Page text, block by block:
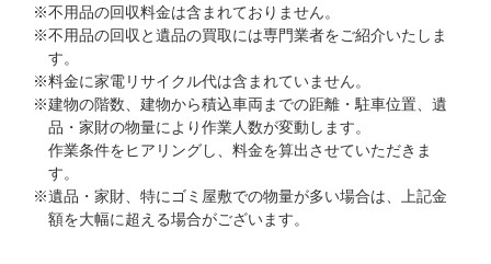
※不用品の回収料金は含まれておりません。
※不用品の回収と遺品の買取には専門業者をご紹介いたしま
す。
※料金に家電リサイクル代は含まれていません。
※建物の階数、建物から積込車両までの距離・駐車位置、遺
品・家財の物量により作業人数が変動します。
作業条件をヒアリングし、料金を算出させていただきま
す。
※遺品・家財、特にゴミ屋敷での物量が多い場合は、上記金
額を大幅に超える場合がございます。